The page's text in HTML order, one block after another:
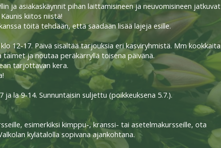
ja asiakaskäynnit pihan laittamisineen ja neuvomisineen jatkuvat
kiitos niistä!
töitä tehdään, että saadaan lisää lajeja esille.
12-17. Päivä sisältää tarjouksia eri kasviryhmistä. Mm kookkaita
ja noutaa peräkärryllä toisena päivänä.
tarjottavan kera.
la 9-14. Sunnuntaisin suljettu (poikkeuksena 5.7.).
esimerkiksi kimppu-, kranssi- tai asetelmakursseille, ota
kylätalolla sopivana ajankohtana.